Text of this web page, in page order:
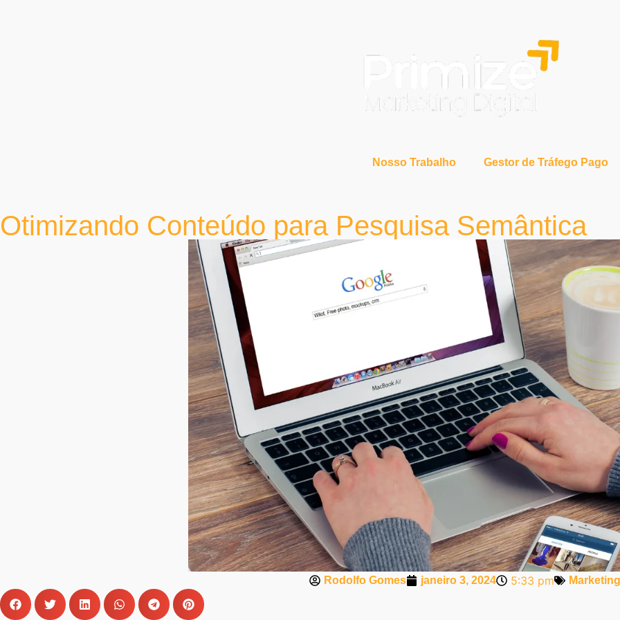
Nosso Trabalho Gestor de Tráfego Pago
Otimizando Conteúdo para Pesquisa Semântica
Rodolfo Gomes janeiro 3, 2024 5:33 pm Marketing